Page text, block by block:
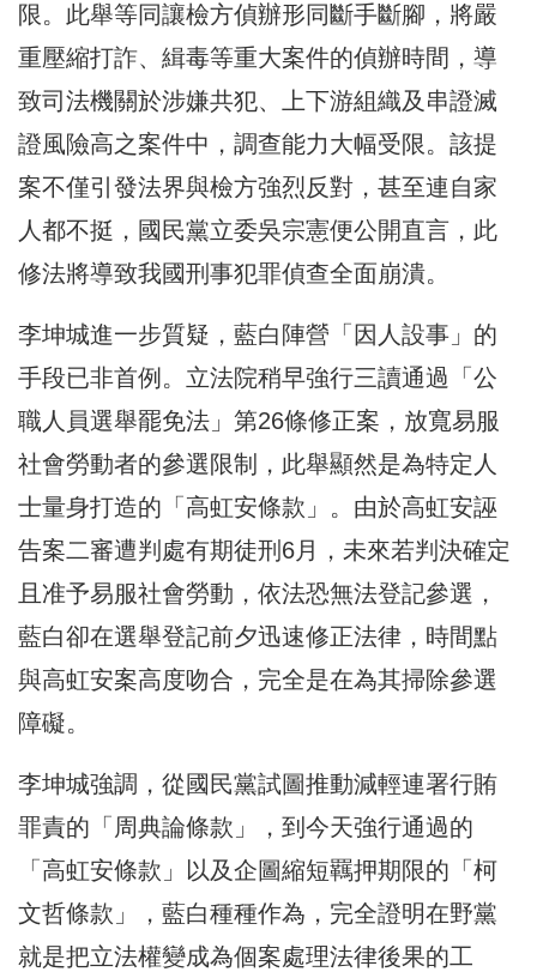
限。此舉等同讓檢方偵辦形同斷手斷腳，將嚴
重壓縮打詐、緝毒等重大案件的偵辦時間，導
致司法機關於涉嫌共犯、上下游組織及串證滅
證風險高之案件中，調查能力大幅受限。該提
案不僅引發法界與檢方強烈反對，甚至連自家
人都不挺，國民黨立委吳宗憲便公開直言，此
修法將導致我國刑事犯罪偵查全面崩潰。
李坤城進一步質疑，藍白陣營「因人設事」的
手段已非首例。立法院稍早強行三讀通過「公
職人員選舉罷免法」第26條修正案，放寬易服
社會勞動者的參選限制，此舉顯然是為特定人
士量身打造的「高虹安條款」。由於高虹安誣
告案二審遭判處有期徒刑6月，未來若判決確定
且准予易服社會勞動，依法恐無法登記參選，
藍白卻在選舉登記前夕迅速修正法律，時間點
與高虹安案高度吻合，完全是在為其掃除參選
障礙。
李坤城強調，從國民黨試圖推動減輕連署行賄
罪責的「周典論條款」，到今天強行通過的
「高虹安條款」以及企圖縮短羈押期限的「柯
文哲條款」，藍白種種作為，完全證明在野黨
就是把立法權變成為個案處理法律後果的工